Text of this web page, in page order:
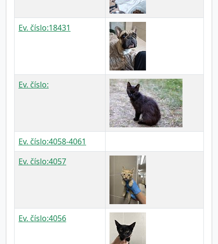
Ev. číslo:18431
Ev. číslo:
Ev. číslo:4058-4061
Ev. číslo:4057
Ev. číslo:4056